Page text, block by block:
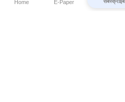
Home E-Paper